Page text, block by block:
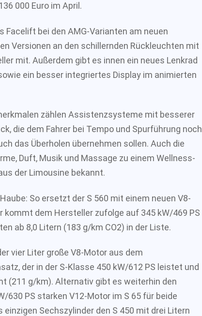
000 Euro im April.
Facelift bei den AMG-Varianten am neuen
Versionen an den schillernden Rückleuchten mit
mit. Außerdem gibt es innen ein neues Lenkrad
ein besser integriertes Display im animierten
zählen Assistenzsysteme mit besserer
die dem Fahrer bei Tempo und Spurführung noch
das Überholen übernehmen sollen. Auch die
Duft, Musik und Massage zu einem Wellness-
der Limousine bekannt.
So ersetzt der S 560 mit einem neuen V8-
kommt dem Hersteller zufolge auf 345 kW/469 PS
ab 8,0 Litern (183 g/km CO2) in der Liste.
vier Liter große V8-Motor aus dem
der in der S-Klasse 450 kW/612 PS leistet und
(211 g/km). Alternativ gibt es weiterhin den
630 PS starken V12-Motor im S 65 für beide
Sechszylinder den S 450 mit drei Litern